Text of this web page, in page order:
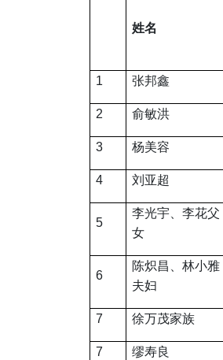
姓名
1 张邦鑫
2 俞敏洪
3 杨美容
4 刘亚超
5
李光宇、李花父
女
6
陈炽昌、林小雅
夫妇
7 徐万茂家族
7 缪寿良